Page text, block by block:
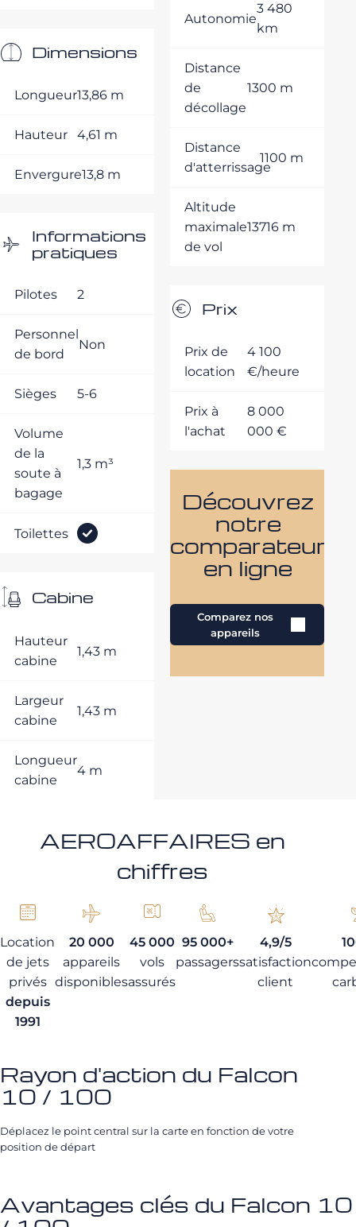
Dimensions
Longueur13,86 m
Hauteur 4,61 m
Envergure13,8 m
Informations
pratiques
Pilotes 2
Personnel
de bord
Non
Sièges 5-6
Volume
de la
soute à
bagage
1,3 m³
Toilettes
Cabine
Hauteur
cabine
1,43 m
Largeur
cabine
1,43 m
Longueur
cabine
4 m
Autonomie
3 480
km
Distance
de
décollage
1300 m
Distance
d'atterrissage
1100 m
Altitude
maximale
de vol
13716 m
Prix
Prix de
location
4 100
€/heure
Prix à
l'achat
8 000
000 €
Découvrez
notre
comparateur
en ligne
Comparez nos
appareils
AEROAFFAIRES en
chiffres
Location
de jets
privés
depuis
1991
20 000
appareils
disponibles
45 000
vols
assurés
95 000+
passagers
4,9/5
satisfaction
client
Rayon d'action du Falcon
10 / 100
Déplacez le point central sur la carte en fonction de votre
position de départ
Avantages clés du Falcon 10